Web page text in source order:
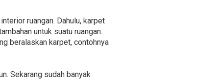
ruangan. Dahulu, karpet
untuk suatu ruangan.
beralaskan karpet, contohnya
Sekarang sudah banyak